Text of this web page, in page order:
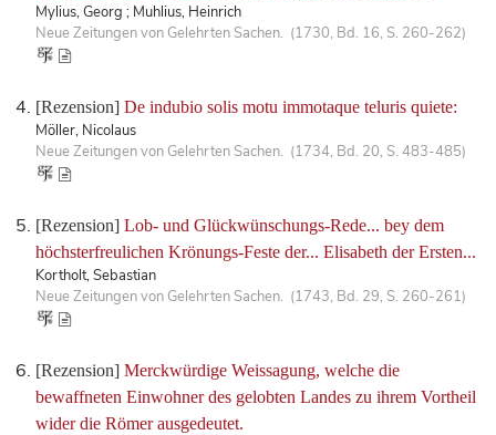
Mylius, Georg ; Muhlius, Heinrich
Neue Zeitungen von Gelehrten Sachen. (1730, Bd. 16, S. 260-262)
[Rezension] De indubio solis motu immotaque teluris quiete:
Möller, Nicolaus
Neue Zeitungen von Gelehrten Sachen. (1734, Bd. 20, S. 483-485)
[Rezension] Lob- und Glückwünschungs-Rede... bey dem
höchsterfreulichen Krönungs-Feste der... Elisabeth der Ersten...
Kortholt, Sebastian
Neue Zeitungen von Gelehrten Sachen. (1743, Bd. 29, S. 260-261)
[Rezension] Merckwürdige Weissagung, welche die
bewaffneten Einwohner des gelobten Landes zu ihrem Vortheil
wider die Römer ausgedeutet.